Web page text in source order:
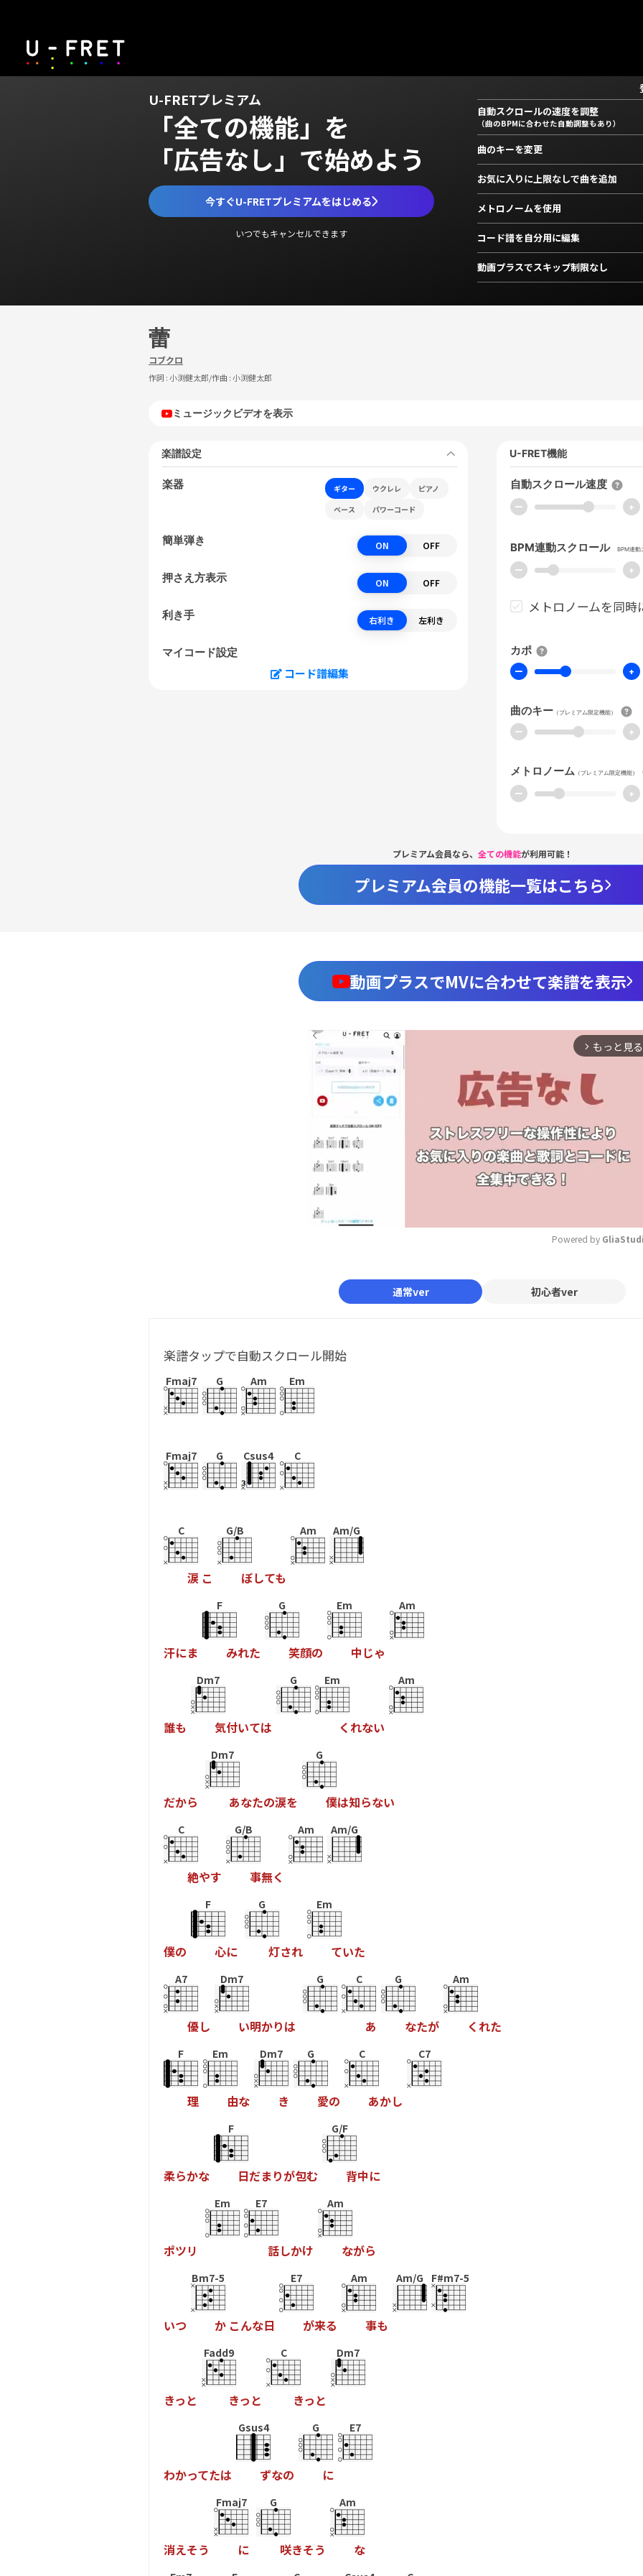
U-FRETプレミアム
「全ての機能」を
「広告なし」で始めよう
今すぐU-FRETプレミアムをはじめる
いつでもキャンセルできます
自動スクロールの速度を調整
（曲のBPMに合わせた自動調整もあり）
曲のキーを変更
お気に入りに上限なしで曲を追加
メトロノームを使用
コード譜を自分用に編集
動画プラスでスキップ制限なし
蕾
コブクロ
作詞 :小渕健太郎/作曲 :小渕健太郎
ミュージックビデオを表示
楽譜設定
楽器 ギター ウクレレ
ピアノ
ベース
パワーコード
簡単弾き ON OFF
押さえ方表示 ON OFF
利き手 右利き 左利き
マイコード設定
コード譜編集
U-FRET機能
自動スクロール速度
ー +
BPM連動スクロール BPM連動
ー +
メトロノームを同時
カポ
ー +
曲のキー （プレミアム限定機能）
ー +
メトロノーム （プレミアム限定機能）
ー +
プレミアム会員なら、 全ての機能が利用可能！
プレミアム会員の機能一覧はこちら
動画プラスでMVに合わせて楽譜を表示
arrow_forward_ios もっと見る
Powered by
通常ver 初心者ver
楽譜タップで自動スクロール開始
Fmaj7 G Am Em
Fmaj7 G Csus4 C
C
涙 こ
G/B
ぼしても
Am Am/G
汗にま
F
みれた
G
笑顔の
Em
中 じゃ
Am
誰も
Dm7
気付いては
G Em
く れない
Am
だから
Dm7
あなたの涙を
G
僕は知らない
C
絶やす
G/B
事無く
Am Am/G
僕の
F
心に
G
灯され
Em
ていた
A7
優し
Dm7
い明かりは
G C
あ
G
なたが
Am
く れた
F
理
Em
由な
Dm7
き
G
愛の
C
あかし
C7
柔らかな
F
日だまりが包む
G/F
背中に
ポツリ
Em E7
話しかけ
Am
ながら
いつ
Bm7-5
か こんな日
E7
が来る
Am
事も
Am/G F#m7-5
きっ と
Fadd9
きっ と
C
きっ と
Dm7
わかってたは
Gsus4
ずなの
G
に
E7
消えそう
Fmaj7
に
G
咲きそう
Am
な